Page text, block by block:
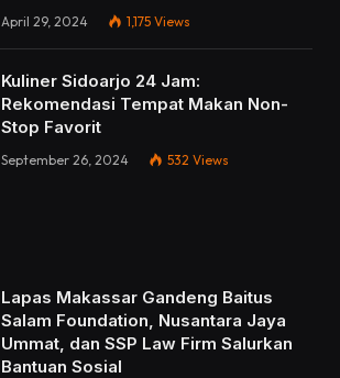
April 29, 2024 1,175 Views
Kuliner Sidoarjo 24 Jam:
Rekomendasi Tempat Makan Non-
Stop Favorit
September 26, 2024 532 Views
Lapas Makassar Gandeng Baitus
Salam Foundation, Nusantara Jaya
Ummat, dan SSP Law Firm Salurkan
Bantuan Sosial